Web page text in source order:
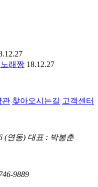
래짱 18.12.27
관 찾아오시는길 고객센터
(연동) 대표 : 박봉춘
9889